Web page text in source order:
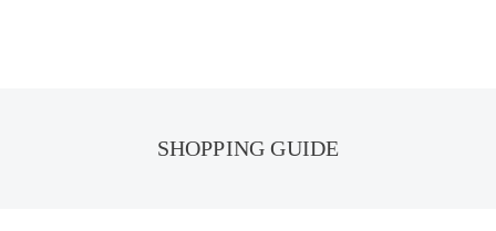
SHOPPING GUIDE